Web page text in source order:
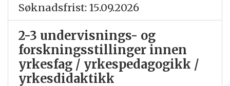
Søknadsfrist: 15.09.2026
2-3 undervisnings- og
forskningsstillinger innen
yrkesfag / yrkespedagogikk /
yrkesdidaktikk